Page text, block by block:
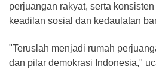
perjuangan rakyat, serta
keadilan sosial dan kedaulatan
"Teruslah menjadi rumah
dan pilar demokrasi Indonesia,"